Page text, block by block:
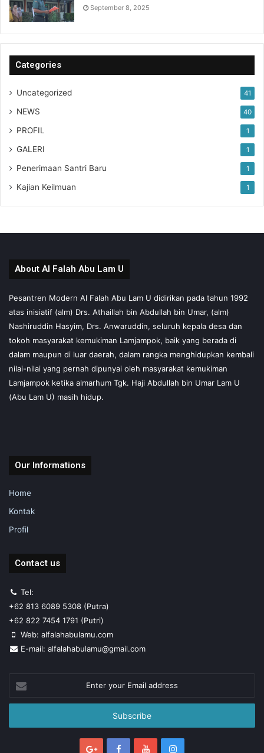
September 8, 2025
Categories
Uncategorized 41
NEWS 40
PROFIL 1
GALERI 1
Penerimaan Santri Baru 1
Kajian Keilmuan 1
About Al Falah Abu Lam U
Pesantren Modern Al Falah Abu Lam U didirikan pada tahun 1992
atas inisiatif (alm) Drs. Athaillah bin Abdullah bin Umar, (alm)
Nashiruddin Hasyim, Drs. Anwaruddin, seluruh kepala desa dan
tokoh masyarakat kemukiman Lamjampok, baik yang berada di
dalam maupun di luar daerah, dalam rangka menghidupkan kembali
nilai-nilai yang pernah dipunyai oleh masyarakat kemukiman
Lamjampok ketika almarhum Tgk. Haji Abdullah bin Umar Lam U
(Abu Lam U) masih hidup.
Our Informations
Home
Kontak
Profil
Contact us
Tel:
+62 813 6089 5308 (Putra)
+62 822 7454 1791 (Putri)
Web: alfalahabulamu.com
E-mail: alfalahabulamu@gmail.com
your
Email